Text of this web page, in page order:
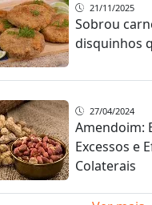
21/11/2025
Sobrou
disquinhos
27/04/2024
Amendoim:
Excessos e
Colaterais